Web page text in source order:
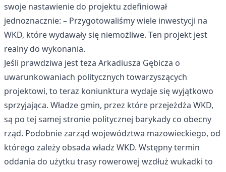
swoje nastawienie do projektu zdefiniował
jednoznacznie: – Przygotowaliśmy wiele inwestycji na
WKD, które wydawały się niemożliwe. Ten projekt jest
realny do wykonania.
Jeśli prawdziwa jest teza Arkadiusza Gębicza o
uwarunkowaniach politycznych towarzyszących
projektowi, to teraz koniunktura wydaje się wyjątkowo
sprzyjająca. Władze gmin, przez które przejeżdża WKD,
są po tej samej stronie politycznej barykady co obecny
rząd. Podobnie zarząd województwa mazowieckiego, od
którego zależy obsada władz WKD. Wstępny termin
oddania do użytku trasy rowerowej wzdłuż wukadki to